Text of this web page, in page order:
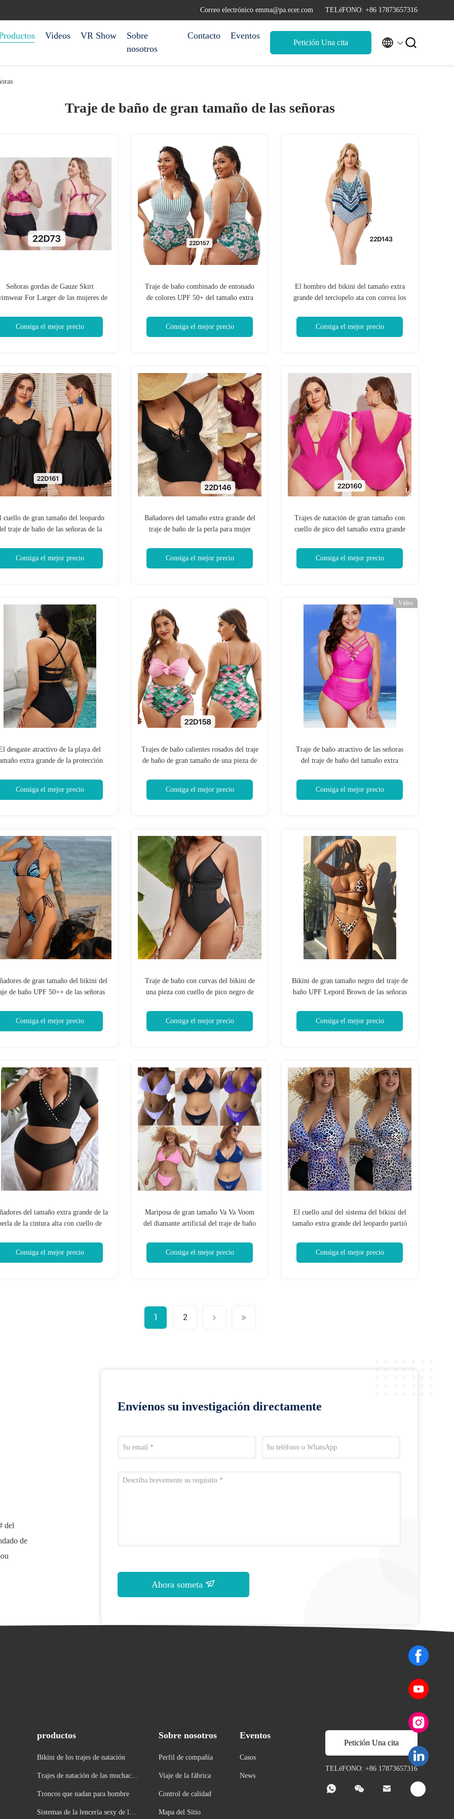
Correo electrónico emma@pa.ecer.com TELéFONO: +86 17873657316
Videos VR Show
Sobre
nosotros
Contacto Eventos
Petición Una cita  
Traje de baño de gran tamaño de las señoras
Señoras gordas de Gauze Skirt
For Larger de las mujeres de
Consiga el mejor precio
Traje de baño combinado de entonado
de colores UPF 50+ del tamaño extra
Consiga el mejor precio
El hombro del bikini del tamaño extra
grande del terciopelo ata con correa los
Consiga el mejor precio
cuello de gran tamaño del leopardo
traje de baño de las señoras de la
Consiga el mejor precio
Bañadores del tamaño extra grande del
traje de baño de la perla para mujer
Consiga el mejor precio
Trajes de natación de gran tamaño con
cuello de pico del tamaño extra grande
señoras del rosa para el verano de las
mujeres
Consiga el mejor precio
desgaste atractivo de la playa del
extra grande de la protección
grande del color sólido forma el
nuevo tipo
Consiga el mejor precio
Trajes de baño calientes rosados del traje
de baño de gran tamaño de una pieza de
Consiga el mejor precio
Vídeo
Traje de baño atractivo de las señoras
del traje de baño del tamaño extra
tamaño extra grande resistente durable
de gran tamaño de la abrasión
Consiga el mejor precio
de gran tamaño del bikini del
de baño UPF 50++ de las señoras
Consiga el mejor precio
Traje de baño con curvas del bikini de
una pieza con cuello de pico negro de
Consiga el mejor precio
Bikini de gran tamaño negro del traje de
baño UPF Lepord Brown de las señoras
Consiga el mejor precio
del tamaño extra grande de la
de la cintura alta con cuello de
Consiga el mejor precio
Mariposa de gran tamaño Va Va Voom
del diamante artificial del traje de baño
Consiga el mejor precio
El cuello azul del sistema del bikini del
tamaño extra grande del leopardo partió
Consiga el mejor precio
1 2
del
de
Envíenos su investigación directamente
Ahora someta
productos
Bikini de los trajes de natación
Trajes de natación de las muchacha
Troncos que nadan para hombre
Sistemas de la lencería sexy de las
Sobre nosotros
Perfil de compañía
Viaje de la fábrica
Control de calidad
Mapa del Sitio
Eventos
Casos
News
Petición Una cita
TELéFONO: +86 17873657316
  